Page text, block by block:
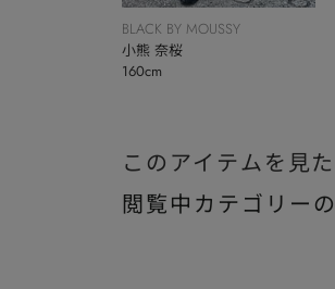
BLACK BY MOUSSY
小熊 奈桜
160cm
このアイテムを見
閲覧中カテゴリー